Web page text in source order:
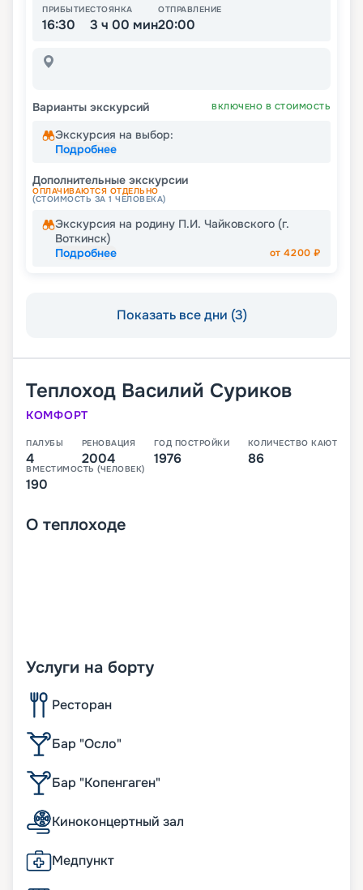
ПРИБЫТИЕ
16:30
СТОЯНКА
3 ч 00 мин
ОТПРАВЛЕНИЕ
20:00
Варианты экскурсий ВКЛЮЧЕНО В СТОИМОСТЬ
Экскурсия на выбор:
Подробнее
Дополнительные экскурсии
ОПЛАЧИВАЮТСЯ ОТДЕЛЬНО
(СТОИМОСТЬ ЗА 1 ЧЕЛОВЕКА)
Экскурсия на родину П.И. Чайковского (г.
Воткинск)
Подробнее
от4200 ₽
Показать все дни (3)
Теплоход Василий Суриков
КОМФОРТ
ПАЛУБЫ
4
РЕНОВАЦИЯ
2004
ГОД ПОСТРОЙКИ
1976
КОЛИЧЕСТВО КАЮТ
86
ВМЕСТИМОСТЬ (ЧЕЛОВЕК)
190
О теплоходе
Услуги на борту
Ресторан
Бар "Осло"
Бар "Копенгаген"
Киноконцертный зал
Медпункт